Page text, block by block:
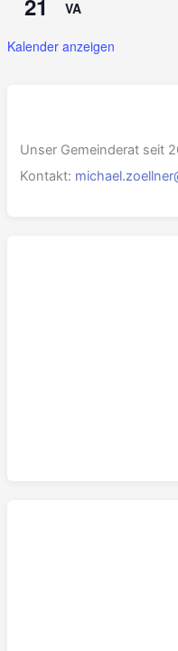
21 VA
Kalender anzeigen
Unser Gemeinderat seit
Kontakt: